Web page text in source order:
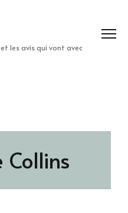
les avis qui vont avec
Collins